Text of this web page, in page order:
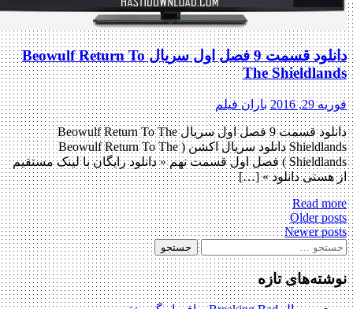
دانلود قسمت 9 فصل اول سریال Beowulf Return To
The
2016 باران فیلم
دانلود قسمت 9 فصل اول سریال Beowulf Return To The
Shieldlands دانلود سریال اکشن ( Beowulf Return To The
Shieldlands ) فصل اول قسمت نهم « دانلود رایگان با لینک مستقیم
دانلود » […]
Read
Older
Newer
تازه